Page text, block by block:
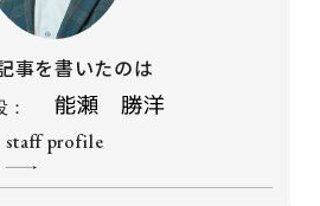
事を書いたのは
staff profile